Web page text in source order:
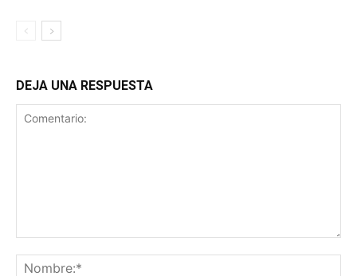
DEJA UNA RESPUESTA